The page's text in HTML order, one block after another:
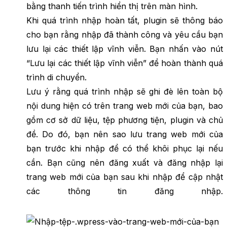
bằng thanh tiến trình hiển thị trên màn hình.
Khi quá trình nhập hoàn tất, plugin sẽ thông báo
cho bạn rằng nhập đã thành công và yêu cầu bạn
lưu lại các thiết lập vĩnh viễn. Bạn nhấn vào nút
“Lưu lại các thiết lập vĩnh viễn” để hoàn thành quá
trình di chuyển.
Lưu ý rằng quá trình nhập sẽ ghi đè lên toàn bộ
nội dung hiện có trên trang web mới của bạn, bao
gồm cơ sở dữ liệu, tệp phương tiện, plugin và chủ
đề. Do đó, bạn nên sao lưu trang web mới của
bạn trước khi nhập để có thể khôi phục lại nếu
cần. Bạn cũng nên đăng xuất và đăng nhập lại
trang web mới của bạn sau khi nhập để cập nhật
các thông tin đăng nhập.